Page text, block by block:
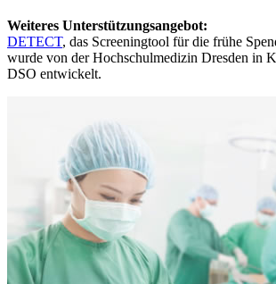
Weiteres Unterstützungsangebot:
DETECT, das Screeningtool für die frühe
wurde von der Hochschulmedizin Dresden in
DSO entwickelt.